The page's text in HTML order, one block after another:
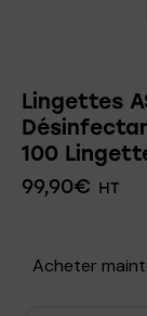
Lingettes
100
99,90€ HT
Acheter